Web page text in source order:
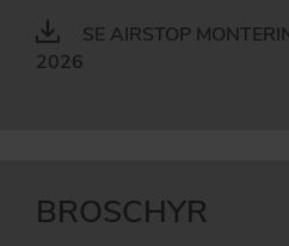
SE AIRSTOP
2026
BROSCHYR